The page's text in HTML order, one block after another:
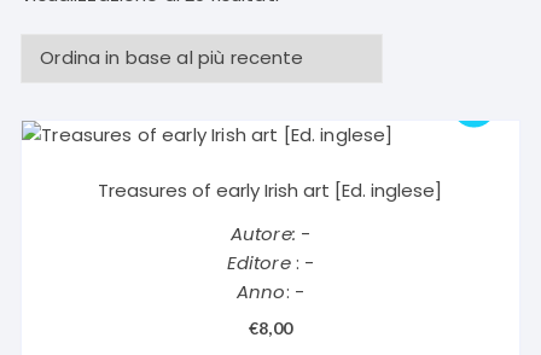
base
al
recente
Treasures of early Irish art [Ed. inglese]
Autore: -
Editore: -
Anno: -
€8,00